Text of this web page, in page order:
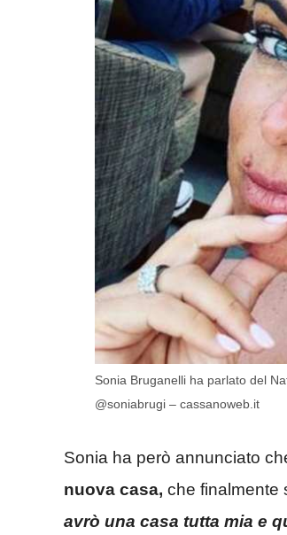
Sonia Bruganelli ha parlato del
@soniabrugi – cassanoweb.it
Sonia ha però annunciato
nuova casa, che finalmente
avrò una casa tutta mia e